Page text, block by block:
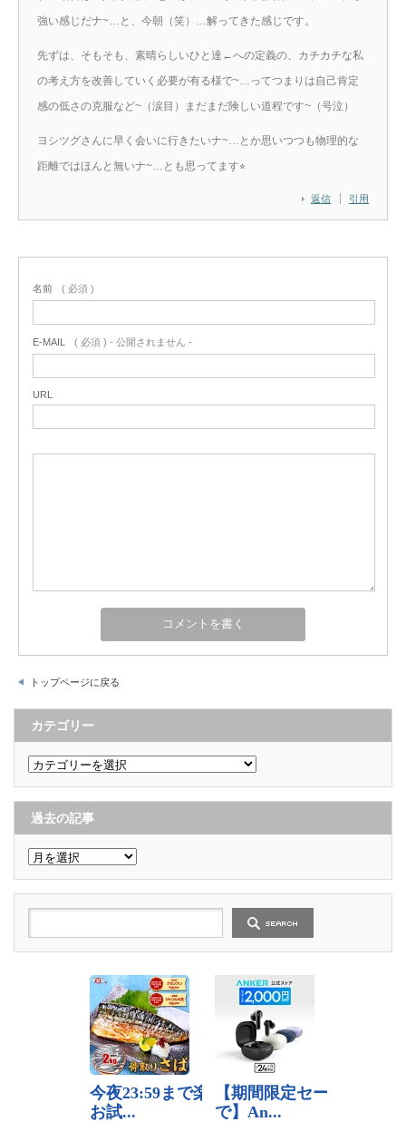
返信 引用
強い感じだナ~…と、今朝（笑）…解ってきた感じです。
先ずは、そもそも、素晴らしいひと達←への定義の、カチカチな私
の考え方を改善していく必要が有る様で~…ってつまりは自己肯定
感の低さの克服など~（涙目）まだまだ険しい道程です~（号泣）
ヨシツグさんに早く会いに行きたいナ~…とか思いつつも物理的な
距離ではほんと無いナ~…とも思ってます⭐︎
名前 ( 必須 )
E-MAIL ( 必須 ) - 公開されません -
URL
トップページに戻る
カテゴリー
カ
テ
ゴ
リ
ー
過去の記事
過
去
の
記
事